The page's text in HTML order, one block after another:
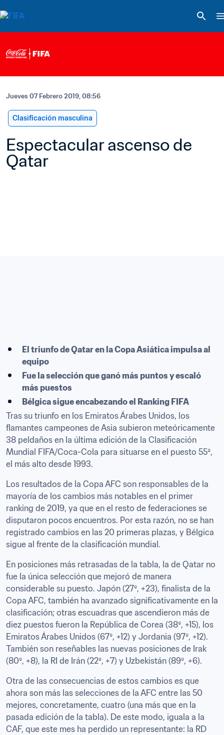
Jueves 07 Febrero 2019, 08:56
Clasificación masculina
Espectacular ascenso de
Qatar
El triunfo de Qatar en la Copa Asiática impulsa al
equipo
Fue la selección que ganó más puntos y escaló
más puestos
Bélgica sigue encabezando el Ranking FIFA
Tras su triunfo en los Emiratos Árabes Unidos, los
flamantes campeones de Asia subieron meteóricamente
38 peldaños en la última edición de la Clasificación
Mundial FIFA/Coca-Cola para situarse en el puesto 55º,
el más alto desde 1993.
Los resultados de la Copa AFC son responsables de la
mayoría de los cambios más notables en el primer
ranking de 2019, ya que en el resto de federaciones se
disputaron pocos encuentros. Por esta razón, no se han
registrado cambios en las 20 primeras plazas, y Bélgica
sigue al frente de la clasificación mundial.
En posiciones más retrasadas de la tabla, la de Qatar no
fue la única selección que mejoró de manera
considerable su puesto. Japón (27º, +23), finalista de la
Copa AFC, también ha avanzado significativamente en la
clasificación; otras escuadras que ascendieron más de
diez puestos fueron la República de Corea (38º, +15), los
Emiratos Árabes Unidos (67º, +12) y Jordania (97º, +12).
También son reseñables las nuevas posiciones de Irak
(80º, +8), la RI de Irán (22º, +7) y Uzbekistán (89º, +6).
Otra de las consecuencias de estos cambios es que
ahora son más las selecciones de la AFC entre las 50
mejores, concretamente, cuatro (una más que en la
pasada edición de la tabla). De este modo, iguala a la
CAF, que este mes ha perdido un representante: la RD